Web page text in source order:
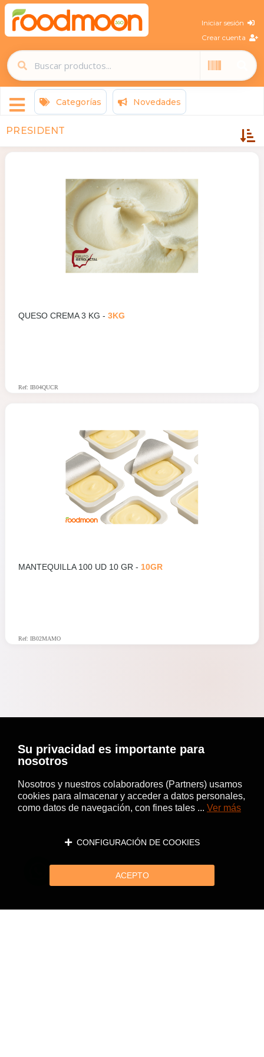
Iniciar sesión
Crear cuenta
Categorías Novedades
PRESIDENT
QUESO CREMA 3 KG - 3KG
Ref: IB04QUCR
MANTEQUILLA 100 UD 10 GR - 10GR
Ref: IB02MAMO
Su privacidad es importante para
nosotros
Nosotros y nuestros colaboradores (Partners) usamos
cookies para almacenar y acceder a datos personales,
como datos de navegación, con fines tales ... Ver más
CONFIGURACIÓN DE COOKIES
ACEPTO